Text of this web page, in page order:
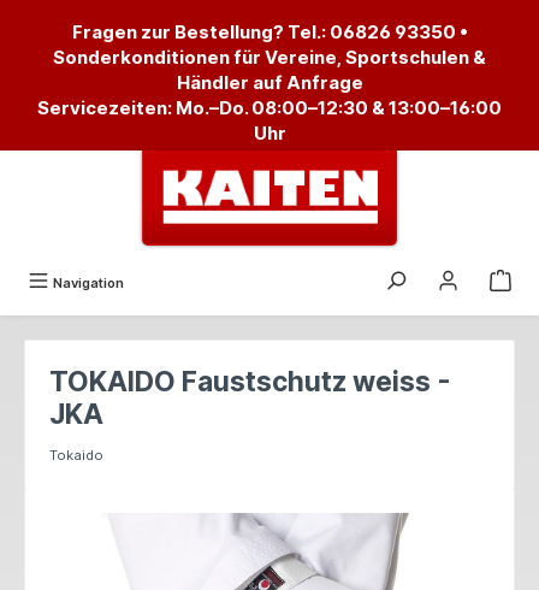
Fragen zur Bestellung? Tel.: 06826 93350 •
Sonderkonditionen für Vereine, Sportschulen &
Händler auf Anfrage
Servicezeiten: Mo.–Do. 08:00–12:30 & 13:00–16:00
Uhr
Navigation
TOKAIDO Faustschutz weiss -
JKA
Tokaido